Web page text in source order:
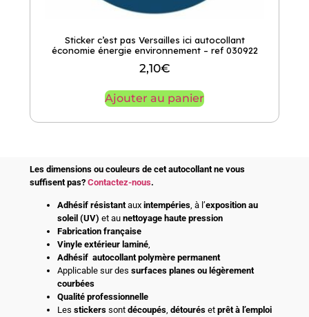
Sticker c’est pas Versailles ici autocollant
économie énergie environnement – ref 030922
2,10€
Ajouter au panier
Les dimensions ou couleurs de cet autocollant ne vous
suffisent pas? Contactez-nous.
Adhésif résistantaux intempéries, à l’exposition au
soleil (UV) et au nettoyage haute pression
Fabrication française
Vinyle extérieur laminé,
Adhésif autocollant polymère permanent
Applicable sur des surfaces planes ou légèrement
courbées
Qualité professionnelle
Les stickerssont découpés, détouréset prêt à l’emploi